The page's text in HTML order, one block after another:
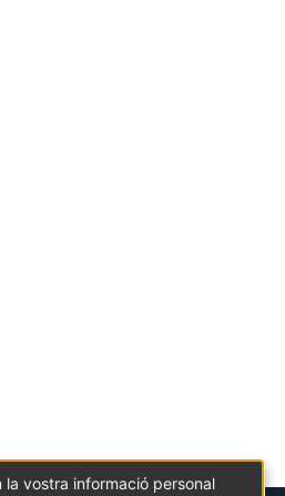
la vostra informació personal